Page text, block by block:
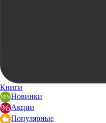
Книги
Новинки
Акции
Популярные